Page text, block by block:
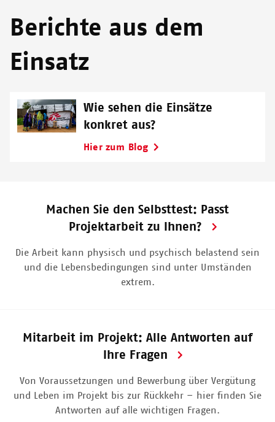
Berichte aus dem
Einsatz
Wie sehen die Einsätze
konkret aus?
Hier zum Blog
Machen Sie den Selbsttest: Passt
Projektarbeit zu Ihnen?
Die Arbeit kann physisch und psychisch belastend sein
und die Lebensbedingungen sind unter Umständen
extrem.
Mitarbeit im Projekt: Alle Antworten auf
Ihre Fragen
Von Voraussetzungen und Bewerbung über Vergütung
und Leben im Projekt bis zur Rückkehr – hier finden Sie
Antworten auf alle wichtigen Fragen.